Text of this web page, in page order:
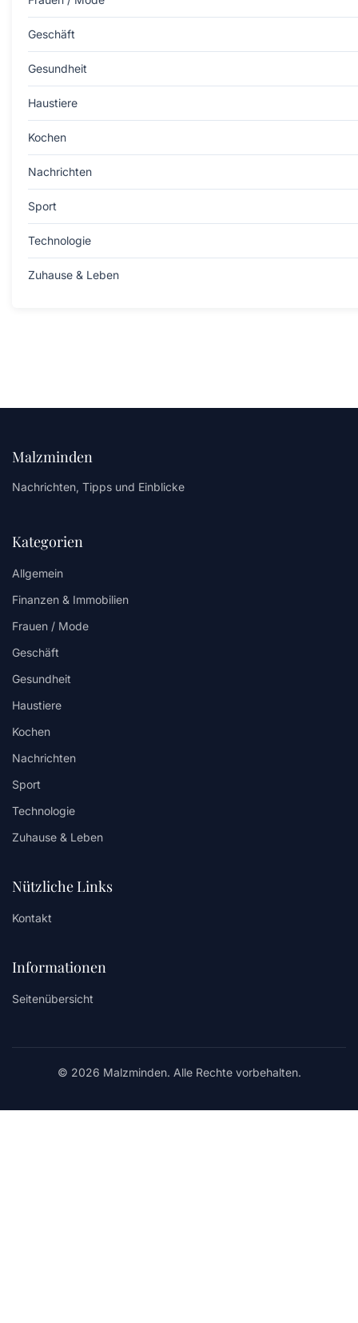
Geschäft
Gesundheit
Haustiere
Kochen
Nachrichten
Sport
Technologie
Zuhause & Leben
Malzminden
Nachrichten, Tipps und Einblicke
Kategorien
Allgemein
Finanzen & Immobilien
Frauen / Mode
Geschäft
Gesundheit
Haustiere
Kochen
Nachrichten
Sport
Technologie
Zuhause & Leben
Nützliche Links
Kontakt
Informationen
Seitenübersicht
© 2026 Malzminden. Alle Rechte vorbehalten.